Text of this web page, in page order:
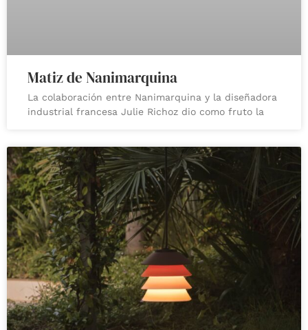
Matiz de Nanimarquina
La colaboración entre Nanimarquina y la diseñadora
industrial francesa Julie Richoz dio como fruto la